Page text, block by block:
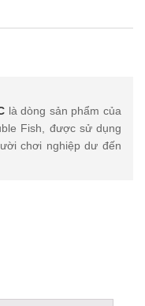
là dòng sản phẩm của
Fish, được sử dụng
chơi nghiệp dư đến